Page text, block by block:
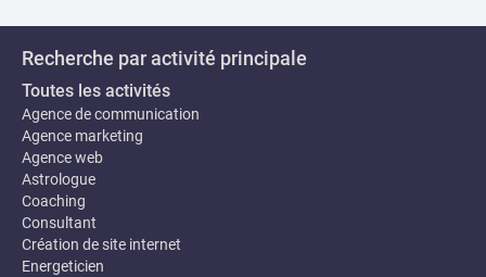
Recherche par activité principale
Toutes les activités
Agence de communication
Agence marketing
Agence web
Astrologue
Coaching
Consultant
Création de site internet
Energeticien